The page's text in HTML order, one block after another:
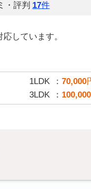
・評判 17件
しています。
1LDK 70,000
3LDK 100,000